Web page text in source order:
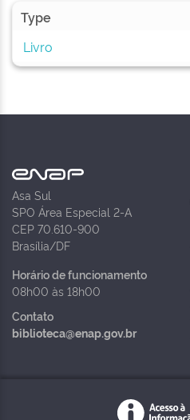
Type
Livro
Asa Sul
SPO Área Especial 2-A
CEP 70.610-900
Brasília/DF
Horário de funcionamento
08h00 às 18h00
Contato
biblioteca@enap.gov.br